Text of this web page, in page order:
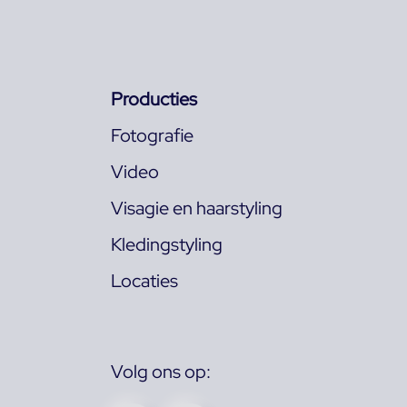
Producties
Fotografie
Video
Visagie en haarstyling
Kledingstyling
Locaties
Volg ons op: